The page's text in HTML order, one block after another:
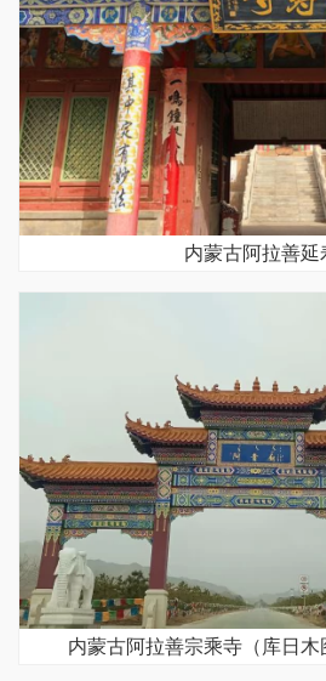
内蒙古阿拉善延
内蒙古阿拉善宗乘寺（库日木